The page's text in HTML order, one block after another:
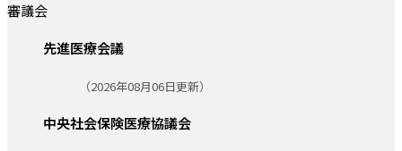
審議会
先進医療会議
（2026年08月06日更新）
中央社会保険医療協議会